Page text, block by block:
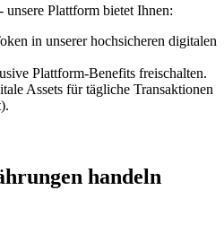
Plattform bietet Ihnen:
in unserer hochsicheren digitalen
Plattform-Benefits freischalten.
Assets für tägliche Transaktionen
handeln